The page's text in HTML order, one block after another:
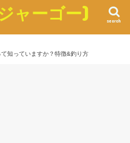
ャーゴー) search
知っていますか？特徴&釣り方